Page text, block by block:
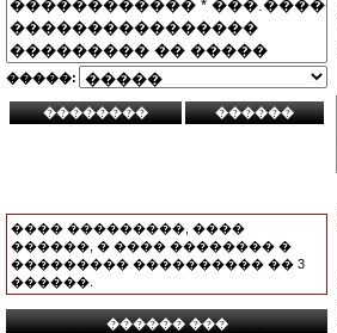
�����:
���� ���������, ����
������, � ���� �������� �
��������� ���������� �� 3
������.
������ ���